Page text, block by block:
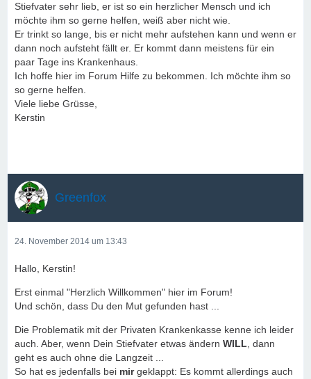
Stiefvater sehr lieb, er ist so ein herzlicher Mensch und ich
möchte ihm so gerne helfen, weiß aber nicht wie.
Er trinkt so lange, bis er nicht mehr aufstehen kann und wenn er
dann noch aufsteht fällt er. Er kommt dann meistens für ein
paar Tage ins Krankenhaus.
Ich hoffe hier im Forum Hilfe zu bekommen. Ich möchte ihm so
so gerne helfen.
Viele liebe Grüsse,
Kerstin
Greenfox
24. November 2014 um 13:43
Hallo, Kerstin!
Erst einmal "Herzlich Willkommen" hier im Forum!
Und schön, dass Du den Mut gefunden hast ...
Die Problematik mit der Privaten Krankenkasse kenne ich leider
auch. Aber, wenn Dein Stiefvater etwas ändern WILL , dann
geht es auch ohne die Langzeit ...
So hat es jedenfalls bei mirgeklappt: Es kommt allerdings auch